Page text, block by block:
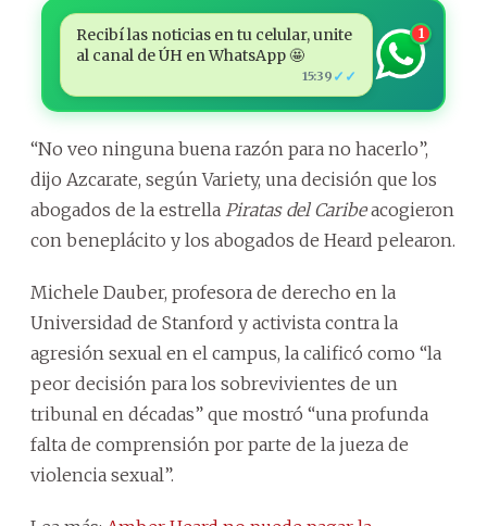
Recibí las noticias en tu celular, unite
al canal de ÚH en WhatsApp 🤩
15:39 ✓✓
1
“No veo ninguna buena razón para no hacerlo”,
dijo Azcarate, según Variety, una decisión que los
abogados de la estrella Piratas del Caribeacogieron
con beneplácito y los abogados de Heard pelearon.
Michele Dauber, profesora de derecho en la
Universidad de Stanford y activista contra la
agresión sexual en el campus, la calificó como “la
peor decisión para los sobrevivientes de un
tribunal en décadas” que mostró “una profunda
falta de comprensión por parte de la jueza de
violencia sexual”.